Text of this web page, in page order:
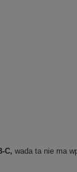
C,wada ta nie ma